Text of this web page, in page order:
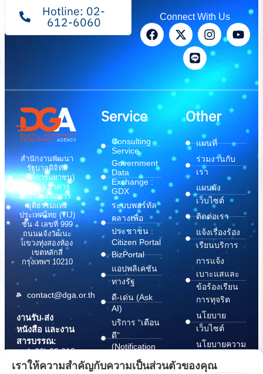
Hotline: 02-
612-6060 Connect With Us
สำนักงานพัฒนา
รัฐบาลดิจิทัล
(องค์การมหาชน)
(สพร.) อาคาร
สถาบันเพื่อการ
ยุติธรรมแห่ง
ประเทศไทย (TIJ)
ชั้น 4 เลขที่ 999
ถนนแจ้งวัฒนะ
แขวงทุ่งสองห้อง
เขตหลักสี่
กรุงเทพฯ 10210
contact@dga.or.th
งานรับ-ส่ง
หนังสือ และงาน
สารบรรณ:
(+66) 02 612
6000
saraban@dga.or.th
Service
Consulting
Service
Government
Data
Exchange :
GDX
ระบบพอร์ทัล
กลางเพื่อ
ประชาชน :
Citizen Portal
BizPortal
แอปพลิเคชัน
ทางรัฐ
ดี-เด่น (Ask
AI)
บริการ “เตือน
ดี”
(Notification
บริการ
Other
แผนที่
ร่วมงานกับ
เรา
แผนผัง
เว็บไซต์
ติดต่อเรา
แจ้งเรื่องร้อง
เรียนบริการ
การแจ้ง
เบาะแสและ
ข้อร้องเรียน
การทุจริต
นโยบาย
เว็บไซต์
นโยบายความ
ปลอดภัย
เราให้ความสำคัญกับความเป็นส่วนตัวของคุณ